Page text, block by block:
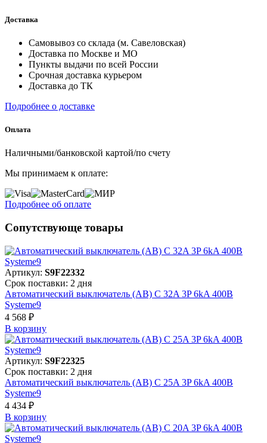
Доставка
Самовывоз со склада (м. Савеловская)
Доставка по Москве и МО
Пункты выдачи по всей России
Срочная доставка курьером
Доставка до ТК
Подробнее о доставке
Оплата
Наличными/банковской картой/по счету
Мы принимаем к оплате:
Подробнее об оплате
Сопутствующе товары
Артикул: S9F22332
Срок поставки: 2 дня
Автоматический выключатель (АВ) C 32A 3P 6kA 400В
Systeme9
4 568 ₽
В корзинy
Артикул: S9F22325
Срок поставки: 2 дня
Автоматический выключатель (АВ) C 25A 3P 6kA 400В
Systeme9
4 434 ₽
В корзинy